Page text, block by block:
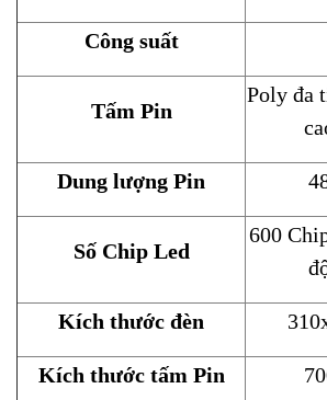
Công suất
Tấm Pin
Poly đa
Dung lượng Pin
Số Chip Led
600
Kích thước đèn
Kích thước tấm Pin